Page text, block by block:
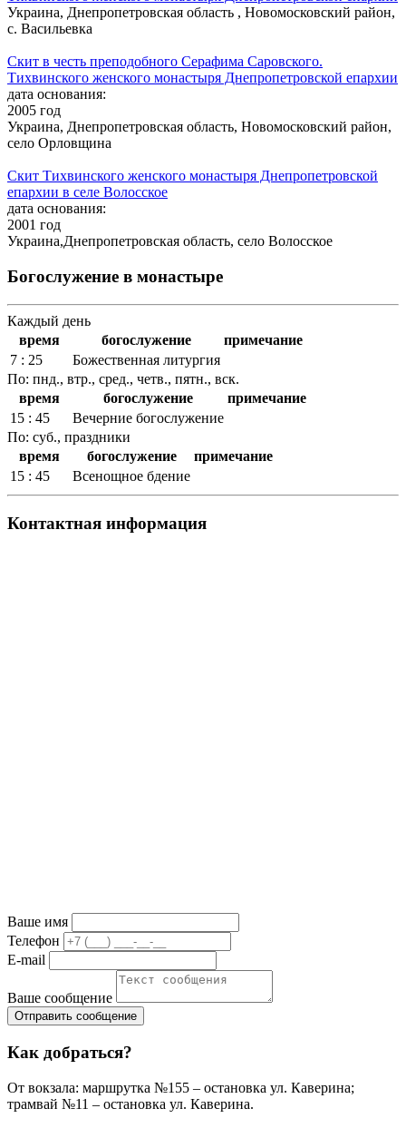
Украина, Днепропетровская область , Новомосковский район,
с. Васильевка
Скит в честь преподобного Серафима Саровского.
Тихвинского женского монастыря Днепропетровской епархии
дата основания:
2005 год
Украина, Днепропетровская область, Новомосковский район,
село Орловщина
Скит Тихвинского женского монастыря Днепропетровской
епархии в селе Волосское
дата основания:
2001 год
Украина,Днепропетровская область, село Волосское
Богослужение в монастыре
Каждый день
время
богослужение
примечание
7 : 25
Божественная литургия
По: пнд., втр., сред., четв., пятн., вск.
время
богослужение
примечание
15 : 45
Вечерние богослужение
По: суб., праздники
время
богослужение
примечание
15 : 45
Всенощное бдение
Контактная информация
Ваше имя
Телефон
E-mail
Ваше сообщение
Как добраться?
От вокзала: маршрутка №155 – остановка ул. Каверина;
трамвай №11 – остановка ул. Каверина.